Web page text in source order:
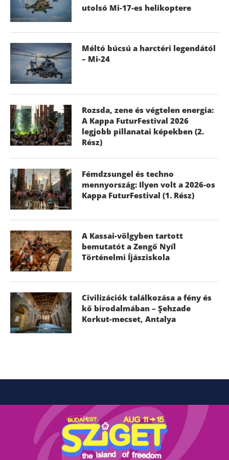
utolsó Mi-17-es helikoptere
Méltó búcsú a harctéri legendától
– Mi-24
Rozsda, zene és végtelen energia:
A Kappa FuturFestival 2026
legjobb pillanatai képekben (2.
Rész)
Fémdzsungel és techno
mennyország: Ilyen volt a 2026-os
Kappa FuturFestival (1. Rész)
A Kassai-völgyben tartott
bemutatót a Zengő Nyíl
Történelmi Íjásziskola
Civilizációk találkozása a fény és
kő birodalmában – Şehzade
Korkut-mecset, Antalya